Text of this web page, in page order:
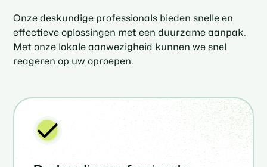
Onze deskundige professionals bieden snelle en
effectieve oplossingen met een duurzame aanpak.
Met onze lokale aanwezigheid kunnen we snel
reageren op uw oproepen.